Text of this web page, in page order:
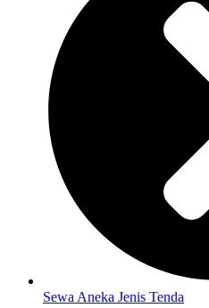
Sewa Aneka Jenis Tenda